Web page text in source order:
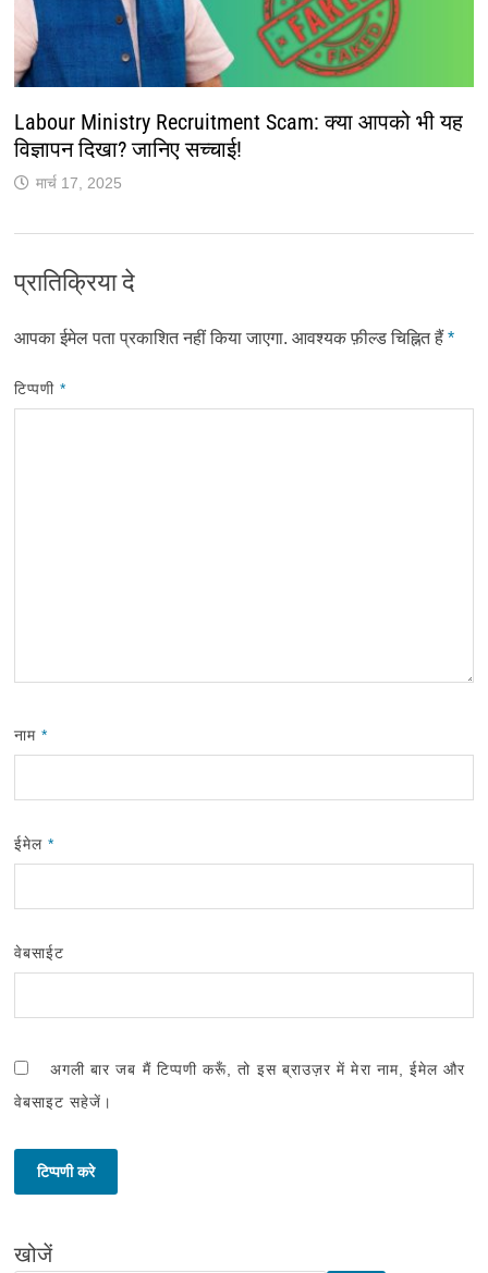
Labour Ministry Recruitment Scam: क्या आपको भी यह
विज्ञापन दिखा? जानिए सच्चाई!
मार्च 17, 2025
प्रातिक्रिया दे
आपका ईमेल पता प्रकाशित नहीं किया जाएगा. आवश्यक फ़ील्ड चिह्नित हैं *
टिप्पणी*
नाम*
ईमेल*
वेबसाईट
अगली बार जब मैं टिप्पणी करूँ, तो इस ब्राउज़र में मेरा नाम, ईमेल और
वेबसाइट सहेजें।
खोजें